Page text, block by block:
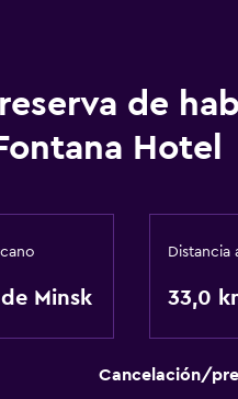
de
Hotel
Minsk
Distancia
33,0
Cancelación/